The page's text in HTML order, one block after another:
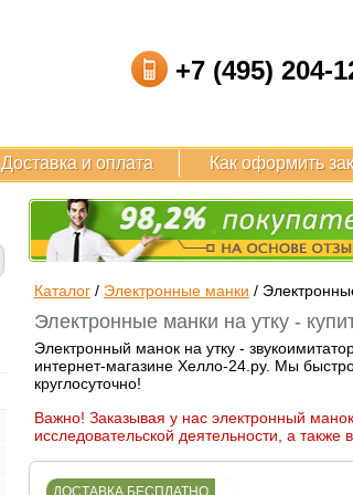
+7 (495) 204-
Доставка и оплата Как оформить
Каталог/ Электронные манки /
Электронные манки на утку -
Электронный манок на утку -
интернет-магазине Хелло-24.ру. Мы
круглосуточно!
Важно! Заказывая у нас электронный
исследовательской деятельности, а
ДОСТАВКА БЕСПЛАТНО